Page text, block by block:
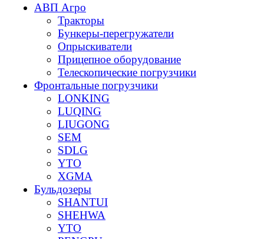
АВП Агро
Тракторы
Бункеры-перегружатели
Опрыскиватели
Прицепное оборудование
Телескопические погрузчики
Фронтальные погрузчики
LONKING
LUQING
LIUGONG
SEM
SDLG
YTO
XGMA
Бульдозеры
SHANTUI
SHEHWA
YTO